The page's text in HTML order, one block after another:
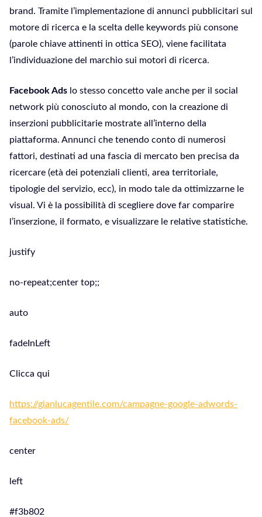
brand. Tramite l’implementazione di annunci pubblicitari sul
motore di ricerca e la scelta delle keywords più consone
(parole chiave attinenti in ottica SEO), viene facilitata
l’individuazione del marchio sui motori di ricerca.
Facebook Ads lo stesso concetto vale anche per il social
network più conosciuto al mondo, con la creazione di
inserzioni pubblicitarie mostrate all’interno della
piattaforma. Annunci che tenendo conto di numerosi
fattori, destinati ad una fascia di mercato ben precisa da
ricercare (età dei potenziali clienti, area territoriale,
tipologie del servizio, ecc), in modo tale da ottimizzarne le
visual. Vi è la possibilità di scegliere dove far comparire
l’inserzione, il formato, e visualizzare le relative statistiche.
justify
no-repeat;center top;;
auto
fadeInLeft
Clicca qui
https://gianlucagentile.com/campagne-google-adwords-
facebook-ads/
center
left
#f3b802